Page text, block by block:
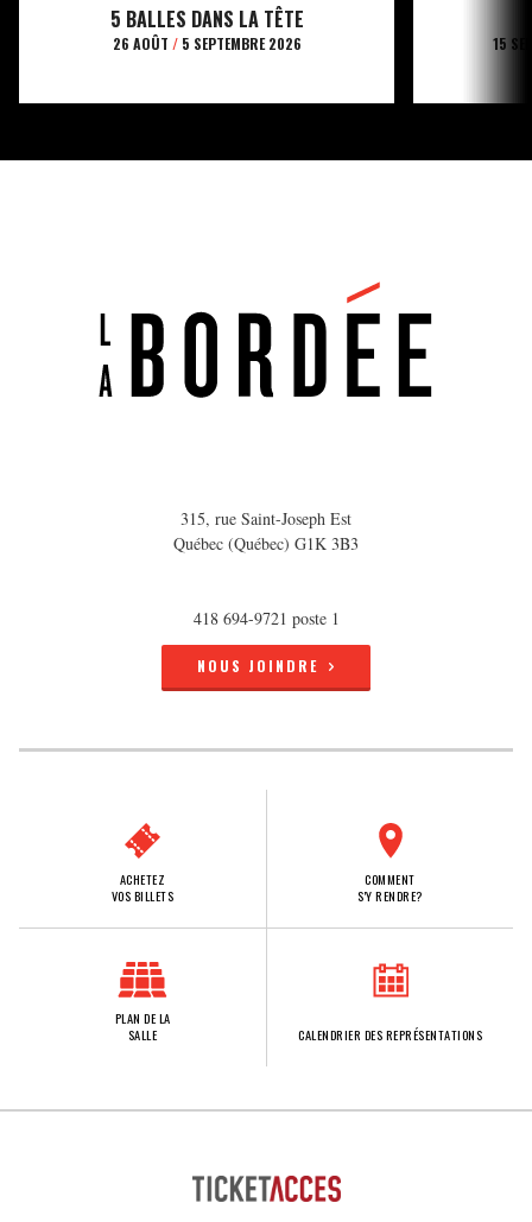
5 BALLES DANS LA TÊTE
26 AOÛT /5 SEPTEMBRE 2026 15
315, rue Saint-Joseph Est
Québec (Québec) G1K 3B3
418 694-9721 poste 1
NOUS JOINDRE
ACHETEZ
VOS BILLETS
COMMENT
S'Y RENDRE?
PLAN DE LA
SALLE
CALENDRIER DES REPRÉSENTATIONS